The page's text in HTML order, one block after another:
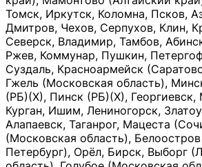
Томск, Иркутск, Коломна, Псков,
Дмитров, Чехов, Серпухов, Клин,
Северск, Владимир, Тамбов,
Ржев, Коммунар, Пушкин,
Суздаль, Красноармейск
Гжель (Московская область),
(РБ)(Х), Пинск (РБ)(Х),
Курган, Ишим, Лениногорск,
Алапаевск, Таганрог, Мацеста
(Московская область),
Петербург), Орёл, Бирск, Выборг